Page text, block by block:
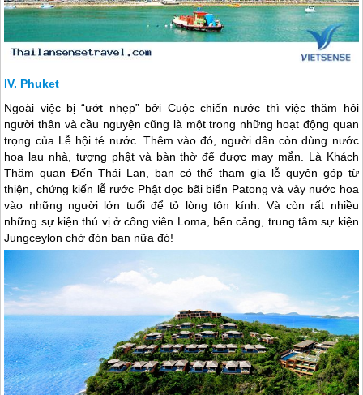
Phuket
Ngoài việc bị “ướt nhẹp” bởi Cuộc chiến nước thì việc thăm hỏi
người thân và cầu nguyện cũng là một trong những hoạt động quan
trọng của Lễ hội té nước. Thêm vào đó, người dân còn dùng nước
hoa lau nhà, tượng phật và bàn thờ để được may mắn. Là Khách
Thăm quan ĐếnThái Lan , bạn có thể tham gia lễ quyên góp từ
thiện, chứng kiến lễ rước Phật dọc bãi biển Patong và vảy nước hoa
vào những người lớn tuổi để tỏ lòng tôn kính. Và còn rất nhiều
những sự kiện thú vị ở công viên Loma, bến cảng, trung tâm sự kiện
Jungceylon chờ đón bạn nữa đó!